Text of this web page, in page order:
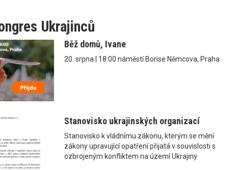
Ukrajinců
Běž domů, Ivane
20. srpna | 18:00 náměstí Borise Němcova, Praha
Stanovisko ukrajinských organizací
Stanovisko k vládnímu zákonu, kterým se mění
zákony upravující opatření přijatá v souvislosti s
ozbrojeným konfliktem na území Ukrajiny